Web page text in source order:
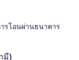
รโอนผ่านธนาคาร
มี)